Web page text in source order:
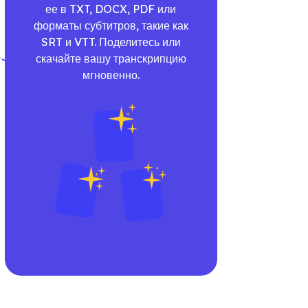
ее в TXT, DOCX, PDF или
форматы субтитров, такие как
SRT и VTT. Поделитесь или
скачайте вашу транскрипцию
мгновенно.